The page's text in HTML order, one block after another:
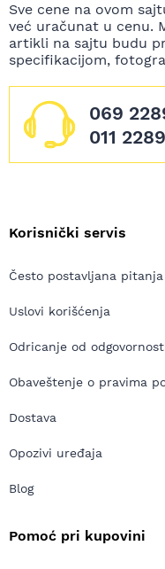
Sve cene na ovom
već uračunat u cenu.
artikli na sajtu budu
specifikacijom,
069
011
Korisnički servis
Često postavljana pitanja
Uslovi korišćenja
Odricanje od
Obaveštenje o pravima
Dostava
Opozivi uređaja
Blog
Pomoć pri kupovini